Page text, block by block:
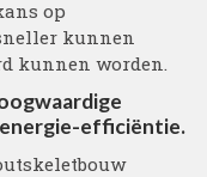
op
kunnen
kunnen worden.
efficiëntie.